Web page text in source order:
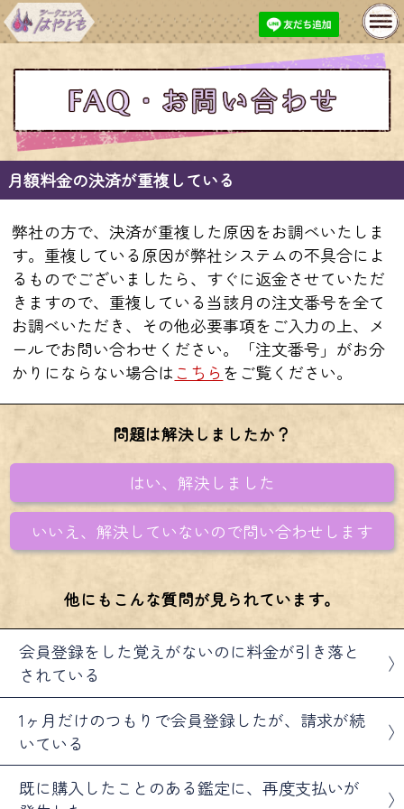
MENU
基本性格鑑定
開運おみくじ
プレミアム鑑定
長期継続特典
今月の特集
お問い合わせ
あとで占うリスト
メルマガ登録・解除
好きな人の気持ち
片想いは成就する?
相性
宿縁
復縁
不倫
あの人の夜の姿
月額料金の決済が重複している
弊社の方で、決済が重複した原因をお調べいたしま
す。重複している原因が弊社システムの不具合によ
るものでございましたら、すぐに返金させていただ
きますので、重複している当該月の注文番号を全て
お調べいただき、その他必要事項をご入力の上、メ
ールでお問い合わせください。「注文番号」がお分
かりにならない場合はこちらをご覧ください。
問題は解決しましたか？
はい、解決しました
いいえ、解決していないので問い合わせします
他にもこんな質問が見られています。
会員登録をした覚えがないのに料金が引き落と
されている
1ヶ月だけのつもりで会員登録したが、請求が続
いている
既に購入したことのある鑑定に、再度支払いが